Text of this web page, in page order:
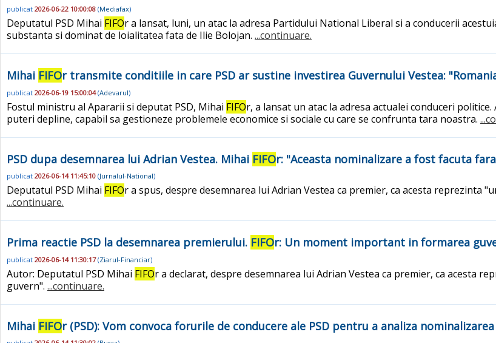
publicat 2026-06-22 10:00:08 (Mediafax)
Deputatul PSD Mihai FIFOr a lansat, luni, un atac la adresa Partidului National Liberal si a conducerii
substanta si dominat de loialitatea fata de Ilie Bolojan. ...continuare.
Mihai FIFOr transmite conditiile in care PSD ar sustine investirea Guvernului Vestea:
publicat 2026-06-19 15:00:04(Adevarul)
Fostul ministru al Apararii si deputat PSD, Mihai FIFOr, a lansat un atac la adresa actualei conduceri
puteri depline, capabil sa gestioneze problemele economice si sociale cu care se confrunta tara noastra.
PSD dupa desemnarea lui Adrian Vestea. Mihai FIFOr: "Aceasta nominalizare a fost facuta
publicat 2026-06-14 11:45:10 (Jurnalul-National)
Deputatul PSD Mihai FIFOr a spus, despre desemnarea lui Adrian Vestea ca premier, ca acesta
...continuare.
Prima reactie PSD la desemnarea premierului. FIFOr: Un moment important in formarea
publicat 2026-06-14 11:30:17(Ziarul-Financiar)
Autor: Deputatul PSD Mihai FIFOr a declarat, despre desemnarea lui Adrian Vestea ca premier, ca acesta
guvern". ...continuare.
Mihai FIFOr (PSD): Vom convoca forurile de conducere ale PSD pentru a analiza